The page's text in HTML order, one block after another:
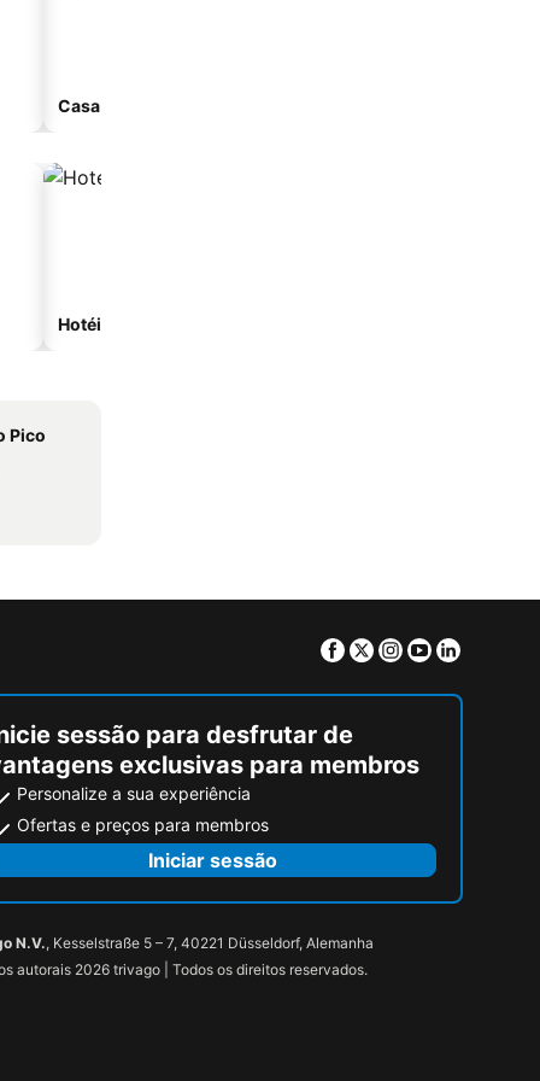
Casa de hóspedes
Hotéis na praia
Pico
Facebook
TwitterInstagram
Youtube
sessão para desfrutar de
exclusivas para membros
Personalize a sua experiência
Ofertas e preços para membros
Iniciar sessão
N.V., Kesselstraße 5 – 7, 40221 Düsseldorf, Alemanha
autorais 2026 trivago | Todos os direitos reservados.